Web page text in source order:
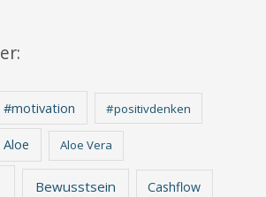
#motivation #positivdenken
Aloe Aloe Vera
Bewusstsein Cashflow